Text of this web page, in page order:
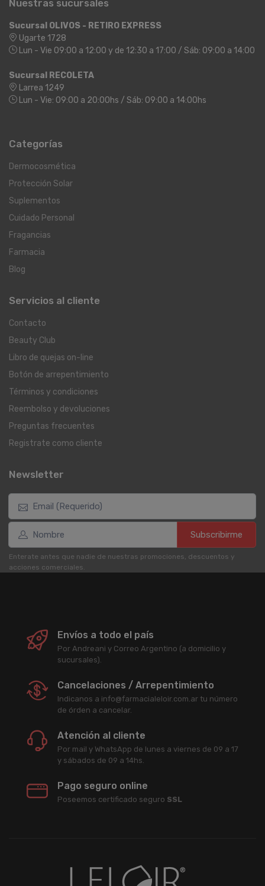
Nuestras sucursales
Sucursal OLIVOS - RETIRO EXPRESS
Ugarte 1728
Lun - Vie 09:00 a 12:00 y de 12:30 a 17:00 / Sáb: 09:00 a 14:00
Sucursal RECOLETA
Larrea 1249
Lun - Vie: 09:00 a 20:00hs / Sáb: 09:00 a 14:00hs
Categorías
Dermocosmética
Protección Solar
Suplementos
Cuidado Personal
Fragancias
Farmacia
Blog
Servicios al cliente
Contacto
Beauty Club
Libro de quejas on-line
Botón de arrepentimiento
Términos y condiciones
Reembolso y devoluciones
Preguntas frecuentes
Registrate como cliente
Newsletter
Subscribirme
Enterate antes que nadie de nuestras promociones, descuentos y
acciones comerciales.
Envíos a todo el país
Por Andreani y Correo Argentino (a domicilio y
sucursales).
Cancelaciones / Arrepentimiento
Indicanos a info@farmacialeloir.com.ar tu número
de órden a cancelar.
Atención al cliente
Por mail y WhatsApp de lunes a viernes de 09 a 17
y sábados de 09 a 14hs.
Pago seguro online
Poseemos certificado seguro SSL